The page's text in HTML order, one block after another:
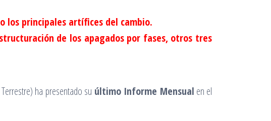
los principales artífices del cambio.
de los apagados por fases, otros tres
ha presentado su último Informe Mensual en el